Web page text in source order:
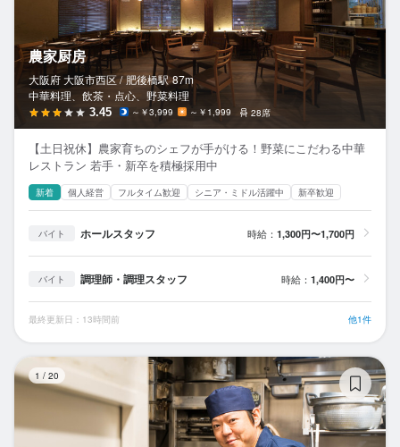
農家厨房
大阪府 大阪市西区 / 肥後橋駅 87m
中華料理、飲茶・点心、野菜料理
3.45 ～￥3,999 ～￥1,999 28席
【土日祝休】農家育ちのシェフが手がける！野菜にこだわる中華
レストラン 若手・新卒を積極採用中
新着 個人経営 フルタイム歓迎 シニア・ミドル活躍中 新卒歓迎
バイト ホールスタッフ 時給： 1,300円〜1,700円
バイト 調理師・調理スタッフ 時給： 1,400円〜
最終更新日：13時間前 他1件
1 / 20